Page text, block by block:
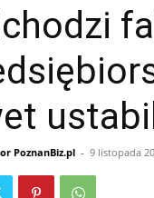
PoznanBiz.pl - 9 listopada